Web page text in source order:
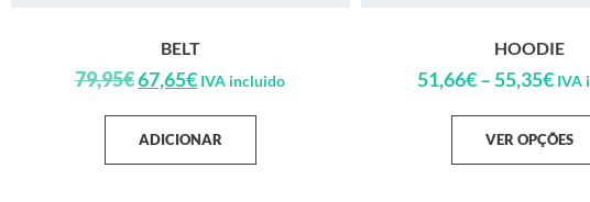
BELT
79,95€67,65€ IVA incluido
ADICIONAR
HOODIE
51,66€– 55,35€ IVA
VER OPÇÕES